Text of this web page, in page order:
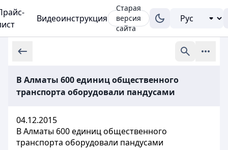
Видеоинструкция
Старая
версия
сайта
В Алматы 600 единиц общественного
транспорта оборудовали пандусами
04.12.2015
В Алматы 600 единиц общественного
транспорта оборудовали пандусами